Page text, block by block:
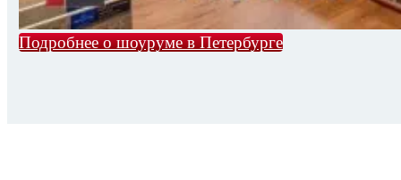
Подробнее о шоуруме в Петербурге